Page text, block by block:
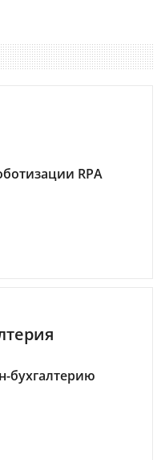
RPA
бухгалтерию